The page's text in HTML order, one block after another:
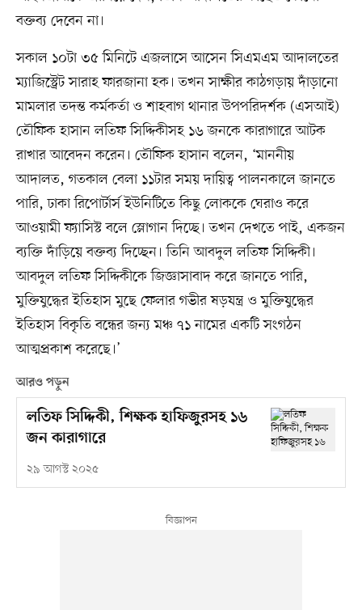
বক্তব্য দেবেন না।
সকাল ১০টা ৩৫ মিনিটে এজলাসে আসেন সিএমএম আদালতের
ম্যাজিস্ট্রেট সারাহ ফারজানা হক। তখন সাক্ষীর কাঠগড়ায় দাঁড়ানো
মামলার তদন্ত কর্মকর্তা ও শাহবাগ থানার উপপরিদর্শক (এসআই)
তৌফিক হাসান লতিফ সিদ্দিকীসহ ১৬ জনকে কারাগারে আটক
রাখার আবেদন করেন। তৌফিক হাসান বলেন, ‘মাননীয়
আদালত, গতকাল বেলা ১১টার সময় দায়িত্ব পালনকালে জানতে
পারি, ঢাকা রিপোর্টার্স ইউনিটিতে কিছু লোককে ঘেরাও করে
আওয়ামী ফ্যাসিস্ট বলে স্লোগান দিচ্ছে। তখন দেখতে পাই, একজন
ব্যক্তি দাঁড়িয়ে বক্তব্য দিচ্ছেন। তিনি আবদুল লতিফ সিদ্দিকী।
আবদুল লতিফ সিদ্দিকীকে জিজ্ঞাসাবাদ করে জানতে পারি,
মুক্তিযুদ্ধের ইতিহাস মুছে ফেলার গভীর ষড়যন্ত্র ও মুক্তিযুদ্ধের
ইতিহাস বিকৃতি বন্ধের জন্য মঞ্চ ৭১ নামের একটি সংগঠন
আত্মপ্রকাশ করেছে।’
আরও পড়ুন
লতিফ সিদ্দিকী, শিক্ষক হাফিজুরসহ ১৬
জন কারাগারে
২৯ আগস্ট ২০২৫